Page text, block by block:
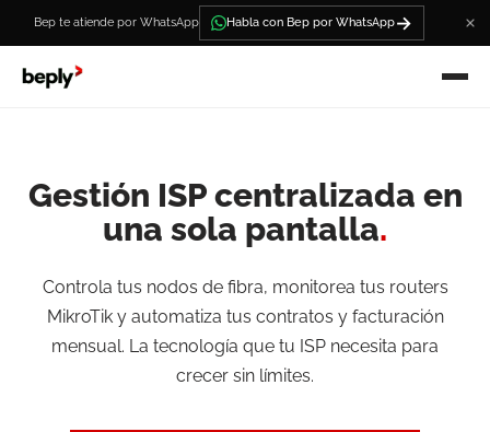
Bep te atiende por WhatsApp Habla con Bep por WhatsApp→
Gestión ISP centralizada en
una sola pantalla.
Controla tus nodos de fibra, monitorea tus routers
MikroTik y automatiza tus contratos y facturación
mensual. La tecnología que tu ISP necesita para
crecer sin límites.